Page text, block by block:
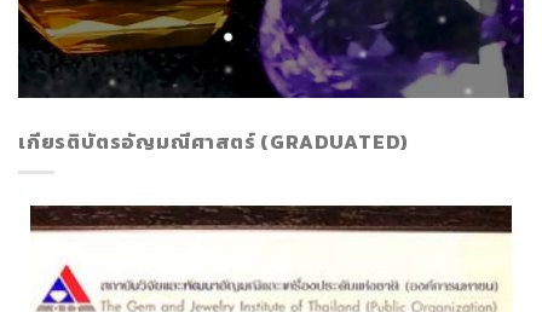
เกียรติบัตรอัญมณีศาสตร์ (GRADUATED)